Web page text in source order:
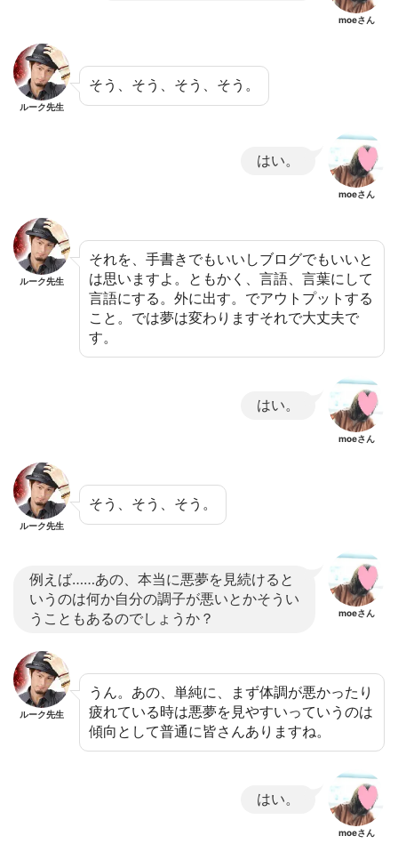
moeさん
ルーク先生
そう、そう、そう、そう。
はい。
moeさん
ルーク先生
それを、手書きでもいいしブログでもいいと
は思いますよ。ともかく、言語、言葉にして
言語にする。外に出す。でアウトプットする
こと。では夢は変わりますそれで大丈夫で
す。
はい。
moeさん
ルーク先生
そう、そう、そう。
例えば……あの、本当に悪夢を見続けると
いうのは何か自分の調子が悪いとかそうい
うこともあるのでしょうか？
moeさん
ルーク先生
うん。あの、単純に、まず体調が悪かったり
疲れている時は悪夢を見やすいっていうのは
傾向として普通に皆さんありますね。
はい。
moeさん